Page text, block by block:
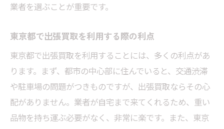
業者を選ぶことが重要です。
東京都で出張買取を利用する際の利点
東京都で出張買取を利用することには、多くの利点があ
ります。まず、都市の中心部に住んでいると、交通渋滞
や駐車場の問題がつきものですが、出張買取ならその心
配がありません。業者が自宅まで来てくれるため、重い
品物を持ち運ぶ必要がなく、非常に楽です。また、東京